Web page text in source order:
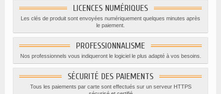
LICENCES NUMÉRIQUES
Les clés de produit sont envoyées numériquement quelques minutes après
le paiement.
PROFESSIONNALISME
Nos professionnels vous indiqueront le logiciel le plus adapté à vos besoins.
SÉCURITÉ DES PAIEMENTS
Tous les paiements par carte sont effectués sur un serveur HTTPS